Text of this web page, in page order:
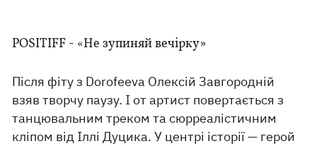
POSITIFF - «Не зупиняй вечірку»
Після фіту з Dorofeeva Олексій Завгородній
взяв творчу паузу. І от артист повертається з
танцювальним треком та сюрреалістичним
кліпом від Іллі Дуцика. У центрі історії — герой